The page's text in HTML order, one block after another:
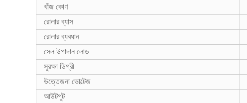
খাঁজ কোণ
রোলার ব্যাস
রোলার ব্যবধান
সেল উপাদান লোড
সুরক্ষা ডিগ্রী
উত্তেজনা ভোল্টেজ
আউটপুট